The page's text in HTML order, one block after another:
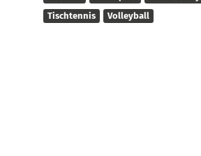
Tischtennis
Volleyball